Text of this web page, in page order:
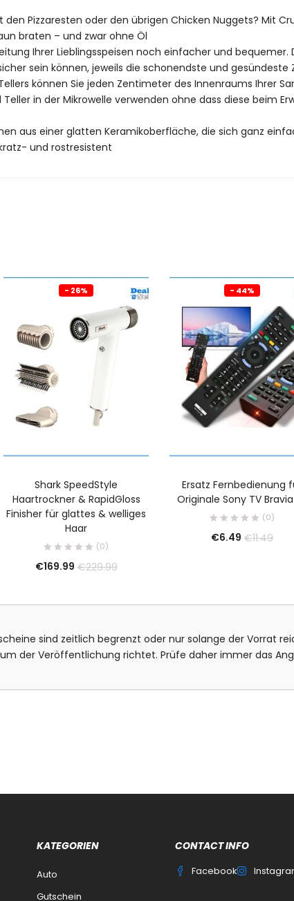
Pizzaresten oder den übrigen Chicken Nuggets? Mit
braten – und zwar ohne Öl
Ihrer Lieblingsspeisen noch einfacher und
sein können, jeweils die schonendste und gesündeste
können Sie jeden Zentimeter des Innenraums Ihrer
in der Mikrowelle verwenden ohne dass diese beim
aus einer glatten Keramikoberfläche, die sich ganz
und rostresistent
- 26%
Shark SpeedStyle
Haartrockner & RapidGloss
Finisher für glattes & welliges
Haar
(0)
€169.99 €229.99
- 44%
Ersatz Fernbedienung
Originale Sony TV
(0)
€6.49 €11.49
sind zeitlich begrenzt oder nur solange der Vorrat
der Veröffentlichung richtet. Prüfe daher immer das
KATEGORIEN
Auto
Gutschein
CONTACT INFO
Facebook